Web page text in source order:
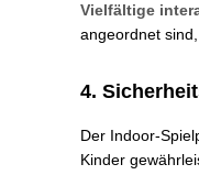
Vielfältige
angeordnet
4.
Der Indoor-
Kinder